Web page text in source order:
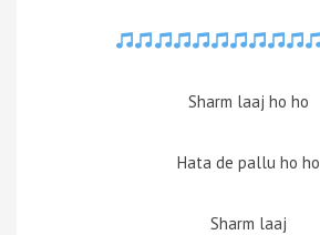
Sharm laaj ho ho
Hata de pallu ho ho
Sharm laaj